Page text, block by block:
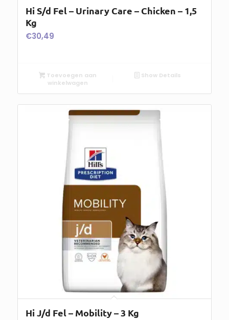
Hi S/d Fel – Urinary Care – Chicken – 1,5
Kg
€30,49
Toevoegen aan
winkelwagen
Show Details
Hi J/d Fel – Mobility – 3 Kg